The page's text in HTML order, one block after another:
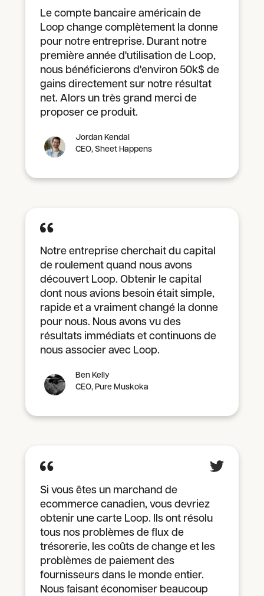
Le compte bancaire américain de
Loop change complètement la donne
pour notre entreprise. Durant notre
première année d'utilisation de Loop,
nous bénéficierons d'environ 50k$ de
gains directement sur notre résultat
net. Alors un très grand merci de
proposer ce produit.
Jordan Kendal
CEO, Sheet Happens
Notre entreprise cherchait du capital
de roulement quand nous avons
découvert Loop. Obtenir le capital
dont nous avions besoin était simple,
rapide et a vraiment changé la donne
pour nous. Nous avons vu des
résultats immédiats et continuons de
nous associer avec Loop.
Ben Kelly
CEO, Pure Muskoka
Si vous êtes un marchand de
ecommerce canadien, vous devriez
obtenir une carte Loop. Ils ont résolu
tous nos problèmes de flux de
trésorerie, les coûts de change et les
problèmes de paiement des
fournisseurs dans le monde entier.
Nous faisant économiser beaucoup